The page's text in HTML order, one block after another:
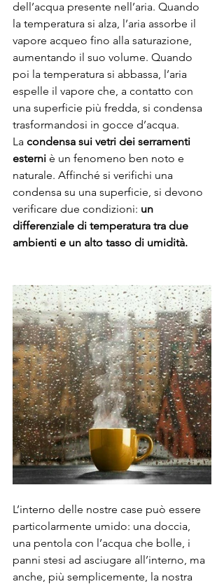
dell’acqua presente nell’aria. Quando
la temperatura si alza, l’aria assorbe il
vapore acqueo fino alla saturazione,
aumentando il suo volume. Quando
poi la temperatura si abbassa, l’aria
espelle il vapore che, a contatto con
una superficie più fredda, si condensa
trasformandosi in gocce d’acqua.
La condensa sui vetri dei serramenti
esterni è un fenomeno ben noto e
naturale. Affinché si verifichi una
condensa su una superficie, si devono
verificare due condizioni: un
differenziale di temperatura tra due
ambienti e un alto tasso di umidità.
L’interno delle nostre case può essere
particolarmente umido: una doccia,
una pentola con l’acqua che bolle, i
panni stesi ad asciugare all’interno, ma
anche, più semplicemente, la nostra